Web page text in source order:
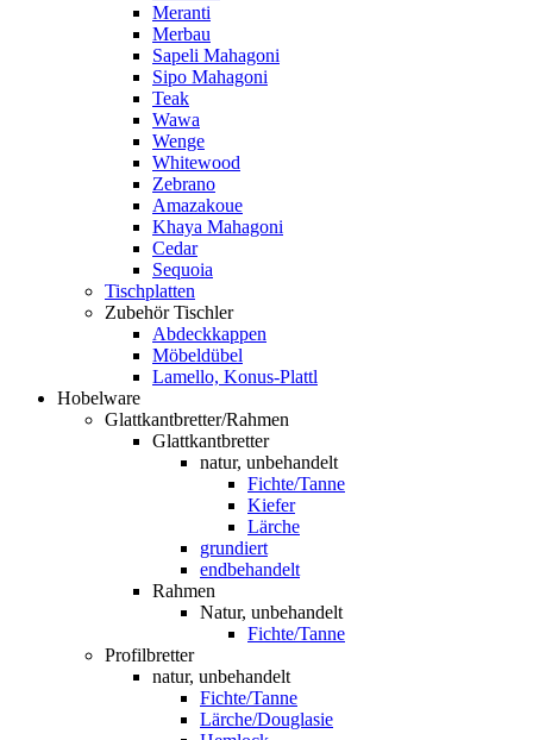
Meranti
Merbau
Sapeli Mahagoni
Sipo Mahagoni
Teak
Wawa
Wenge
Whitewood
Zebrano
Amazakoue
Khaya Mahagoni
Cedar
Sequoia
Tischplatten
Zubehör Tischler
Abdeckkappen
Möbeldübel
Lamello, Konus-Plattl
Hobelware
Glattkantbretter/Rahmen
Glattkantbretter
natur, unbehandelt
Fichte/Tanne
Kiefer
Lärche
grundiert
endbehandelt
Rahmen
Natur, unbehandelt
Fichte/Tanne
Profilbretter
natur, unbehandelt
Fichte/Tanne
Lärche/Douglasie